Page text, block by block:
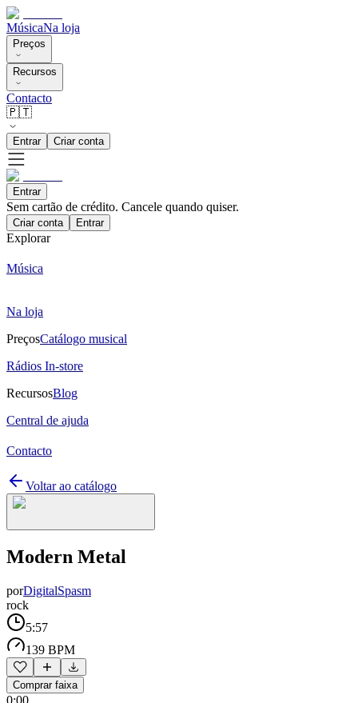
MúsicaNa loja
Preços
Recursos
Contacto
🇵🇹
Entrar Criar conta
Entrar
Sem cartão de crédito. Cancele quando quiser.
Criar conta Entrar
Explorar
Música
Na loja
PreçosCatálogo musical
Rádios In-store
RecursosBlog
Central de ajuda
Contacto
Voltar ao catálogo
Modern Metal
porDigitalSpasm
rock
5:57
139 BPM
Comprar faixa
0:00